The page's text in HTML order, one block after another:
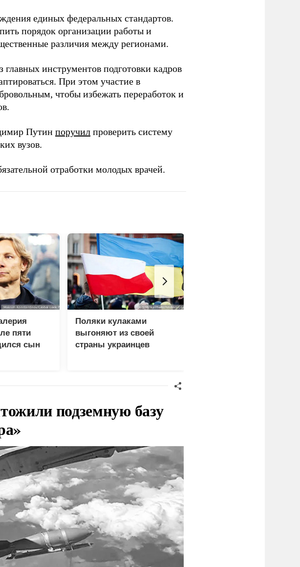
единых федеральных стандартов.
порядок организации работы и
различия между регионами.
главных инструментов подготовки кадров
При этом участие в
чтобы избежать переработок и
Путин поручил проверить систему
вузов.
отработки молодых врачей.
пяти
сын
Поляки кулаками
выгоняют из своей
страны украинцев
подземную базу